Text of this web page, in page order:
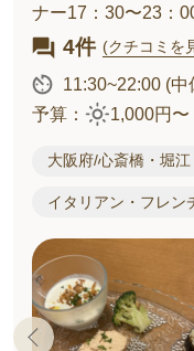
ナー17：30〜23：
4件 (クチコミを
11:30~22:00 (中
予算：
1,000円〜
大阪府/心斎橋・堀江
イタリアン・フレン